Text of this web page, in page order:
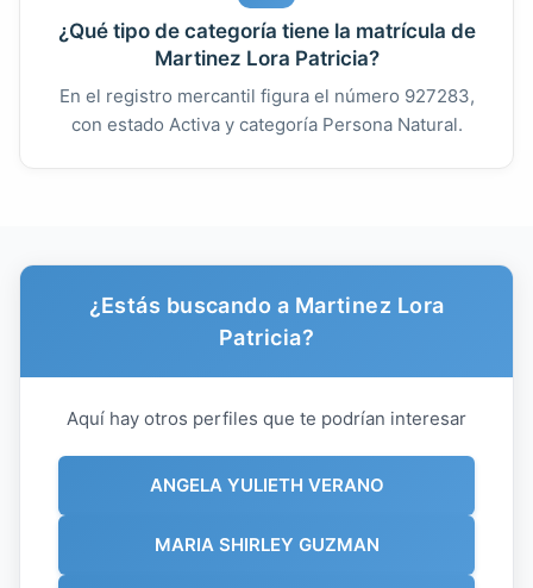
¿Qué tipo de categoría tiene la matrícula de
Martinez Lora Patricia?
En el registro mercantil figura el número 927283,
con estado Activa y categoría Persona Natural.
¿Estás buscando a Martinez Lora
Patricia?
Aquí hay otros perfiles que te podrían interesar
ANGELA YULIETH VERANO
MARIA SHIRLEY GUZMAN